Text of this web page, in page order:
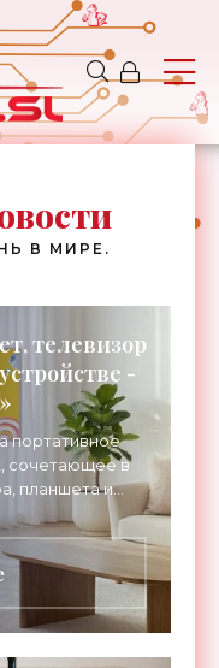
В МИРЕ.
телевизор
-
портативное
сочетающее в
планшета и
оснащена 32-